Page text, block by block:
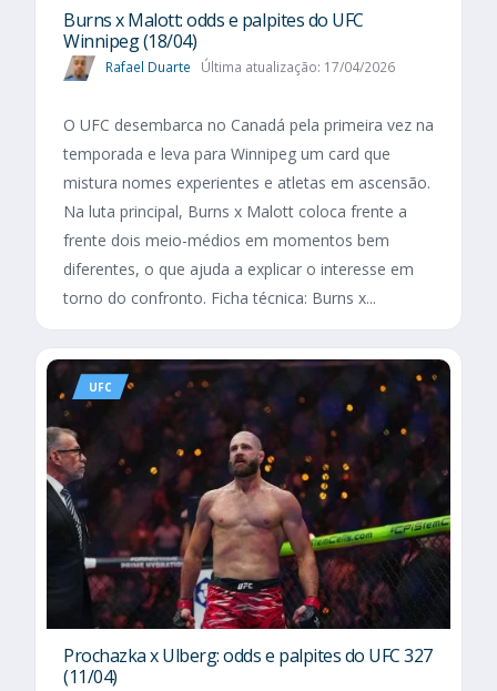
Burns x Malott: odds e palpites do UFC
Winnipeg (18/04)
Rafael Duarte Última atualização: 17/04/2026
O UFC desembarca no Canadá pela primeira vez na
temporada e leva para Winnipeg um card que
mistura nomes experientes e atletas em ascensão.
Na luta principal, Burns x Malott coloca frente a
frente dois meio-médios em momentos bem
diferentes, o que ajuda a explicar o interesse em
torno do confronto. Ficha técnica: Burns x...
UFC
Prochazka x Ulberg: odds e palpites do UFC 327
(11/04)